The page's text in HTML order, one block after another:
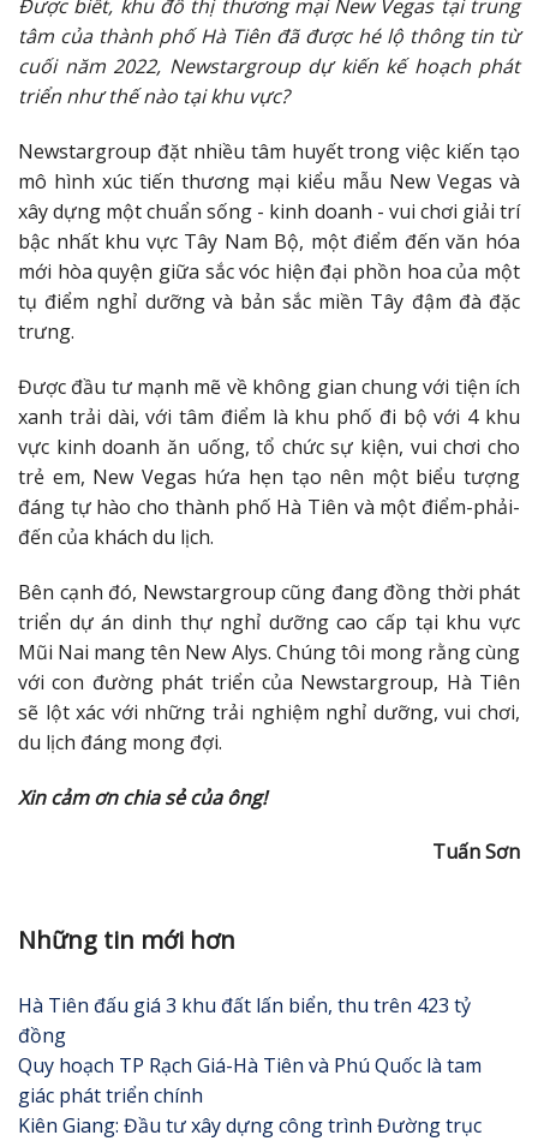
Được biết, khu đô thị thương mại New Vegas tại trung
tâm của thành phố Hà Tiên đã được hé lộ thông tin từ
cuối năm 2022, Newstargroup dự kiến kế hoạch phát
triển như thế nào tại khu vực?
Newstargroup đặt nhiều tâm huyết trong việc kiến tạo
mô hình xúc tiến thương mại kiểu mẫu New Vegas và
xây dựng một chuẩn sống - kinh doanh - vui chơi giải trí
bậc nhất khu vực Tây Nam Bộ, một điểm đến văn hóa
mới hòa quyện giữa sắc vóc hiện đại phồn hoa của một
tụ điểm nghỉ dưỡng và bản sắc miền Tây đậm đà đặc
trưng.
Được đầu tư mạnh mẽ về không gian chung với tiện ích
xanh trải dài, với tâm điểm là khu phố đi bộ với 4 khu
vực kinh doanh ăn uống, tổ chức sự kiện, vui chơi cho
trẻ em, New Vegas hứa hẹn tạo nên một biểu tượng
đáng tự hào cho thành phố Hà Tiên và một điểm-phải-
đến của khách du lịch.
Bên cạnh đó, Newstargroup cũng đang đồng thời phát
triển dự án dinh thự nghỉ dưỡng cao cấp tại khu vực
Mũi Nai mang tên New Alys. Chúng tôi mong rằng cùng
với con đường phát triển của Newstargroup, Hà Tiên
sẽ lột xác với những trải nghiệm nghỉ dưỡng, vui chơi,
du lịch đáng mong đợi.
Xin cảm ơn chia sẻ của ông!
Tuấn Sơn
Những tin mới hơn
Hà Tiên đấu giá 3 khu đất lấn biển, thu trên 423 tỷ
đồng
Quy hoạch TP Rạch Giá-Hà Tiên và Phú Quốc là tam
giác phát triển chính
Kiên Giang: Đầu tư xây dựng công trình Đường trục